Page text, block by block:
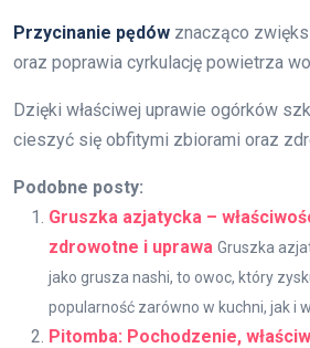
Przycinanie pędów znacząco
oraz poprawia cyrkulację powietrza
Dzięki właściwej uprawie ogórków
cieszyć się obfitymi zbiorami oraz
Podobne posty:
Gruszka azjatycka –
zdrowotne i uprawa Gruszka
jako grusza nashi, to owoc, który
popularność zarówno w kuchni, jak i w
Pitomba: Pochodzenie,